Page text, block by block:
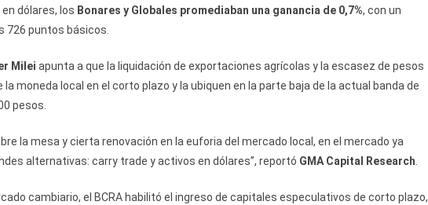
dólares, los Bonares y Globales promediaban una ganancia de 0,7%, con un
726 puntos básicos.
Milei apunta a que la liquidación de exportaciones agrícolas y la escasez de pesos
moneda local en el corto plazo y la ubiquen en la parte baja de la actual banda de
pesos.
la mesa y cierta renovación en la euforia del mercado local, en el mercado ya
alternativas: carry trade y activos en dólares”, reportó GMA Capital Research.
cambiario, el BCRA habilitó el ingreso de capitales especulativos de corto plazo,